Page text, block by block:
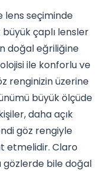
lens seçiminde
çaplı lensler
doğal eğriliğine
ile konforlu ve
renginizin üzerine
büyük ölçüde
daha açık
göz rengiyle
etmelidir. Claro
gözlerde bile doğal